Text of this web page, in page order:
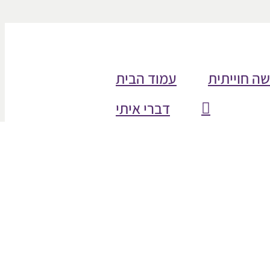
עמוד הבית חוייתית
דברי איתי